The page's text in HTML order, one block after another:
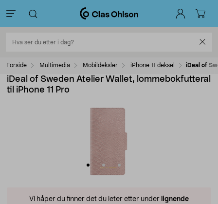
Forside Multimedia Mobildeksler iPhone 11 deksel iDeal of
iDeal of Sweden Atelier Wallet, lommebokfutteral
til iPhone 11 Pro
Vi håper du finner det du leter etter under lignende